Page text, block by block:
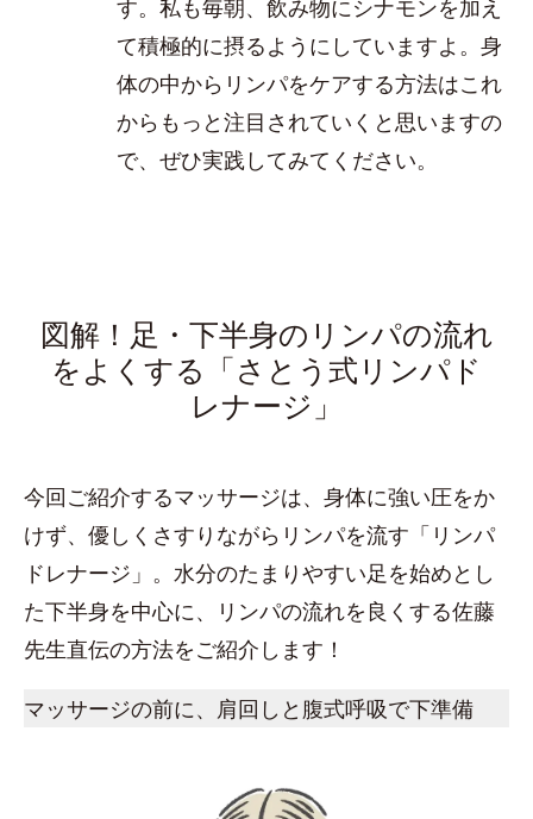
す。私も毎朝、飲み物にシナモンを加え
て積極的に摂るようにしていますよ。身
体の中からリンパをケアする方法はこれ
からもっと注目されていくと思いますの
で、ぜひ実践してみてください。
図解！足・下半身のリンパの流れ
をよくする「さとう式リンパド
レナージ」
今回ご紹介するマッサージは、身体に強い圧をか
けず、優しくさすりながらリンパを流す「リンパ
ドレナージ」。水分のたまりやすい足を始めとし
た下半身を中心に、リンパの流れを良くする佐藤
先生直伝の方法をご紹介します！
マッサージの前に、肩回しと腹式呼吸で下準備